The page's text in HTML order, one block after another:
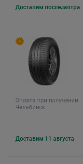
Доставим послезавтра
Оплата при получении
Челябинск
Доставим 11 августа